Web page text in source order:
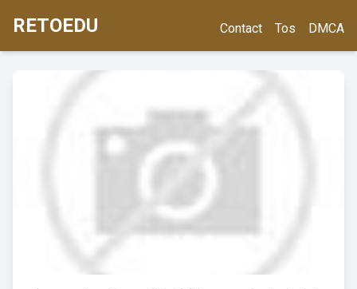
RETOEDU Contact Tos DMCA